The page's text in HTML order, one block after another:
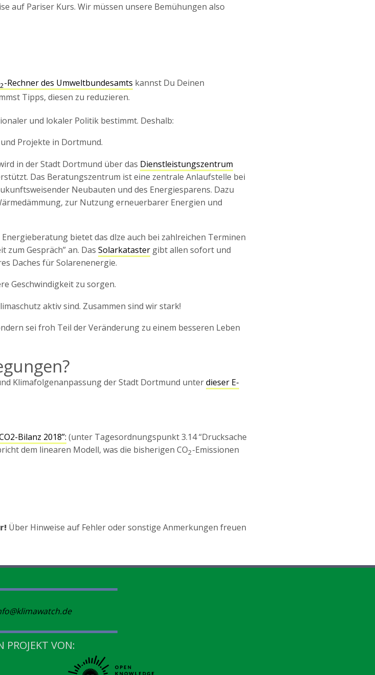
auf Pariser Kurs. Wir müssen unsere Bemühungen also
2-Rechner des Umweltbundesamts kannst Du Deinen
Tipps, diesen zu reduzieren.
und lokaler Politik bestimmt. Deshalb:
Projekte in Dortmund.
in der Stadt Dortmund über das Dienstleistungszentrum
Das Beratungszentrum ist eine zentrale Anlaufstelle bei
Neubauten und des Energiesparens. Dazu
zur Nutzung erneuerbarer Energien und
bietet das dlze auch bei zahlreichen Terminen
zum Gespräch” an. Das Solarkataster gibt allen sofort und
Daches für Solarenenergie.
Geschwindigkeit zu sorgen.
aktiv sind. Zusammen sind wir stark!
sei froh Teil der Veränderung zu einem besseren Leben
Klimafolgenanpassung der Stadt Dortmund unterdieser E-
Bilanz 2018”: (unter Tagesordnungspunkt 3.14 “Drucksache
dem linearen Modell, was die bisherigen CO2-Emissionen
Über Hinweise auf Fehler oder sonstige Anmerkungen freuen
PROJEKT VON: